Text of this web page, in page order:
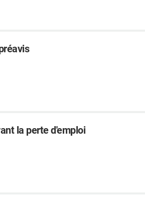
la perte d'emploi